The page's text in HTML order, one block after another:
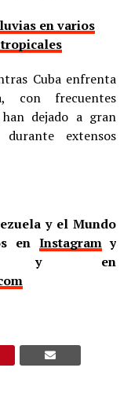
en varios
Cuba enfrenta
con frecuentes
dejado a gran
extensos
y el Mundo
en Instagramy
en